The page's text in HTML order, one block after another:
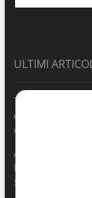
ULTIMI
Terrasini 2026:
delle Polizie Locali
6 Agosto 2026
ANVU Sicilia
Locale di Catania
5 Agosto 2026